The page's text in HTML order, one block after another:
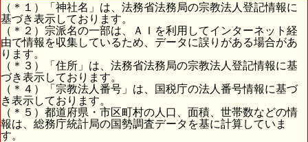
（＊１）「神社名」は、法務省法務局の宗教法人登記情報に
基づき表示しております。
（＊２）宗派名の一部は、ＡＩを利用してインターネット経
由で情報を収集しているため、データに誤りがある場合があ
ります。
（＊３）「住所」は、法務省法務局の宗教法人登記情報に基
づき表示しております。
（＊４）「宗教法人番号」は、国税庁の法人番号情報に基づ
き表示しております。
（＊５）都道府県・市区町村の人口、面積、世帯数などの情
報は、総務庁統計局の国勢調査データを基に計算していま
す。